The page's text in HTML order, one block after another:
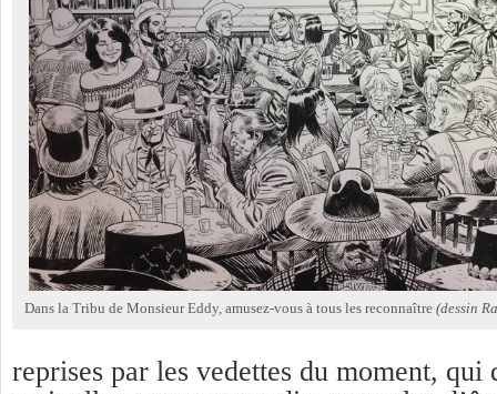
Dans la Tribu de Monsieur Eddy, amusez-vous à tous les reconnaître (dessin
reprises par les vedettes du moment,